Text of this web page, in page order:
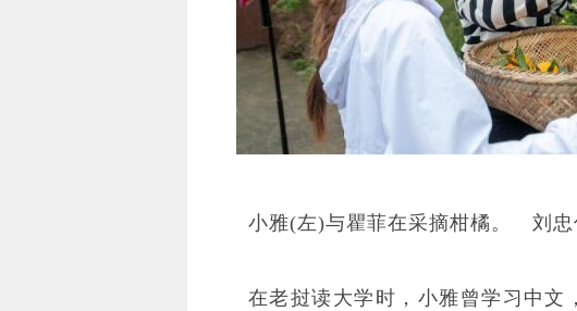
小雅(左)与瞿菲在采摘柑橘。 刘忠
在老挝读大学时，小雅曾学习中文